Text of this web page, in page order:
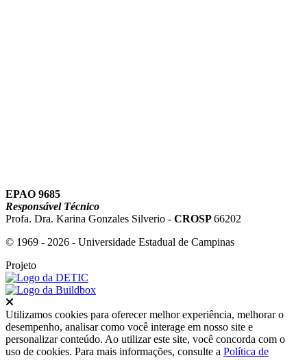
EPAO 9685
Responsável Técnico
Profa. Dra. Karina Gonzales Silverio - CROSP66202
© 1969 - 2026 - Universidade Estadual de Campinas
Projeto
Utilizamos cookies para oferecer melhor experiência, melhorar o
desempenho, analisar como você interage em nosso site e
personalizar conteúdo. Ao utilizar este site, você concorda com o
uso de cookies. Para mais informações, consulte a Política de